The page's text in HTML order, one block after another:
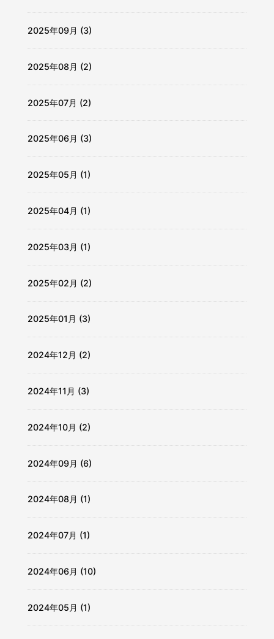
2025年09月 (3)
2025年08月 (2)
2025年07月 (2)
2025年06月 (3)
2025年05月 (1)
2025年04月 (1)
2025年03月 (1)
2025年02月 (2)
2025年01月 (3)
2024年12月 (2)
2024年11月 (3)
2024年10月 (2)
2024年09月 (6)
2024年08月 (1)
2024年07月 (1)
2024年06月 (10)
2024年05月 (1)